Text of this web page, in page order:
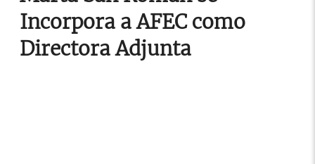
Incorpora a AFEC como
Directora Adjunta